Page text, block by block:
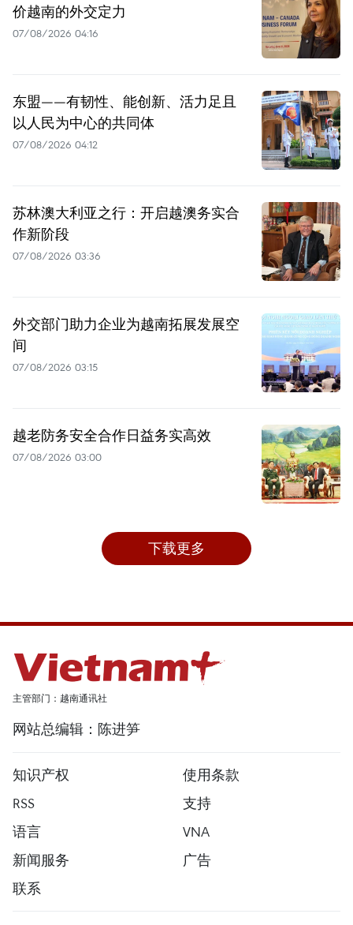
价越南的外交定力
07/08/2026 04:16
东盟——有韧性、能创新、活力足且
以人民为中心的共同体
07/08/2026 04:12
苏林澳大利亚之行：开启越澳务实合
作新阶段
07/08/2026 03:36
外交部门助力企业为越南拓展发展空
间
07/08/2026 03:15
越老防务安全合作日益务实高效
07/08/2026 03:00
下载更多
主管部门：越南通讯社
网站总编辑：陈进笋
知识产权
使用条款
RSS
支持
语言
VNA
新闻服务
广告
联系